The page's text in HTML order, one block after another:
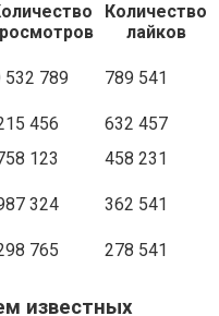
Количество
лайков
532 789 789 541
456
632 457
123 458 231
324 362 541
765 278 541
известных